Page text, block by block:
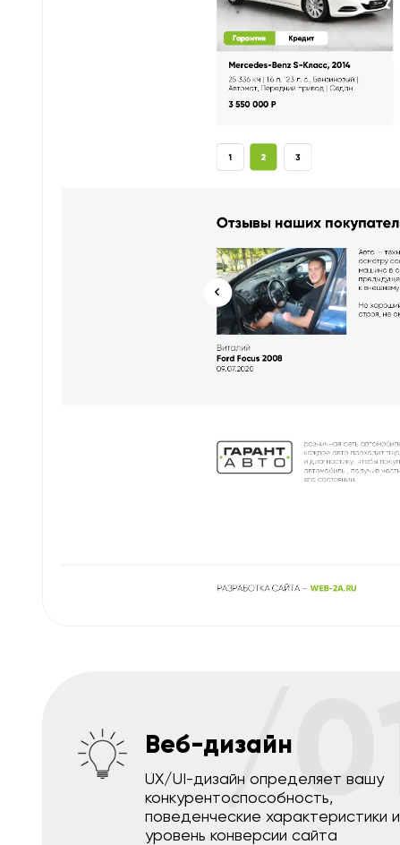
/01
Веб-дизайн
UX/UI-дизайн определяет вашу
конкурентоспособность,
поведенческие характеристики и
уровень конверсии сайта